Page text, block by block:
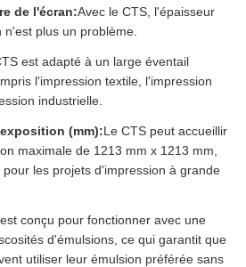
de l'écran:Avec le CTS, l'épaisseur
plus un problème.
est adapté à un large éventail
l'impression textile, l'impression
industrielle.
(mm):Le CTS peut accueillir
maximale de 1213 mm x 1213 mm,
les projets d'impression à grande
conçu pour fonctionner avec une
d'émulsions, ce qui garantit que
utiliser leur émulsion préférée sans